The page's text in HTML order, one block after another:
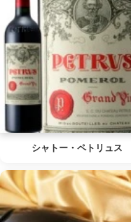
シャトー・ペトリュス